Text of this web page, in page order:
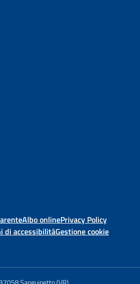
Albo onlinePrivacy Policy
di accessibilitàGestione cookie